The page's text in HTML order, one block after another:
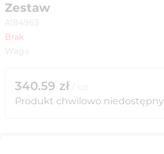
Zestaw
A184963
Brak
Waga
340.59 zł
Produkt chwilowo niedostępny